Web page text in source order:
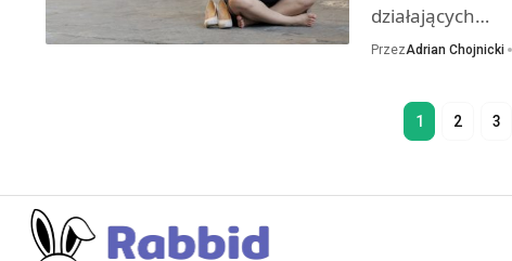
działających…
PrzezAdrian Chojnicki
1 2 3